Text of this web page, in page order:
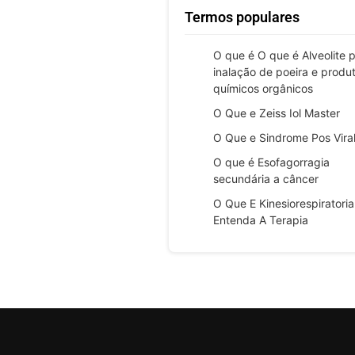
Termos populares
O que é O que é Alveolite
inalação de poeira e
químicos orgânicos
O Que e Zeiss Iol Master
O Que e Sindrome Pos Viral
O que é Esofagorragia
secundária a câncer
O Que E Kinesiorespiratoria
Entenda A Terapia